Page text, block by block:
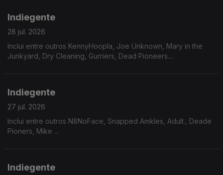
Indiegente
28 jul. 2026
Inclui entre outros KennyHoopla, Joe Unknown, Mary in the
Junkyard, Dry Cleaning, Gurriers, Dead Pioneers....
Indiegente
27 jul. 2026
Inclui entre outros N8NoFace, Snapped Amkles, Adult., Deade
Pioners, Mike ...
Indiegente